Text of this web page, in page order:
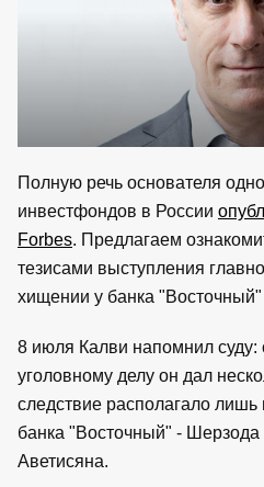
Полную речь основателя
инвестфондов в России
Forbes. Предлагаем
тезисами выступления
хищении у банка
8 июля Калви напомнил суду:
уголовному делу он дал
следствие располагало
банка "Восточный" -
Аветисяна.